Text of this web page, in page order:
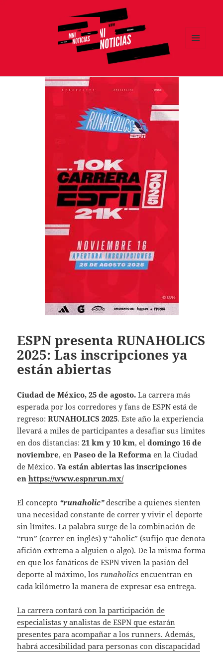
ESPN presenta RUNAHOLICS
2025: Las inscripciones ya
están abiertas
Ciudad de México, 25 de agosto.La carrera más
esperada por los corredores y fans de ESPN está de
regreso:RUNAHOLICS 2025. Este año la experiencia
llevará a miles de participantes a desafiar sus límites
en dos distancias:21 km y 10 km, eldomingo 16 de
noviembre, enPaseo de la Reforma en la Ciudad
de México. Ya están abiertas las inscripciones
enhttps://www.espnrun.mx/
El concepto “runaholic”describe a quienes sienten
una necesidad constante de correr y vivir el deporte
sin límites. La palabra surge de la combinación de
“run” (correr en inglés) y “aholic” (sufijo que denota
afición extrema a alguien o algo). De la misma forma
en que los fanáticos de ESPN viven la pasión del
deporte al máximo, losrunaholics encuentran en
cada kilómetro la manera de expresar esa entrega.
La carrera contará con la participación de
especialistas y analistas de ESPN que estarán
presentes para acompañar a los runners. Además,
habrá accesibilidad para personas con discapacidad